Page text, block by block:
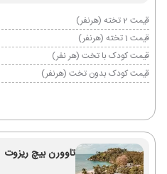
قیمت 2 تخته (هرنفر)
قیمت 1 تخته (هرنفر)
قیمت کودک با تخت (هر نفر)
قیمت کودک بدون تخت (هرنفر)
تاوورن بیچ ریزوت